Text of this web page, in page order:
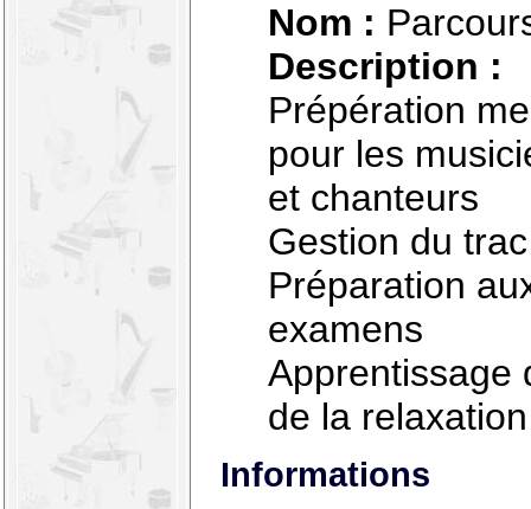
Nom :
Description :
Prépération
pour les
et chanteurs
Gestion du trac
Préparation
examens
Apprentissage
de la relaxation
Informations